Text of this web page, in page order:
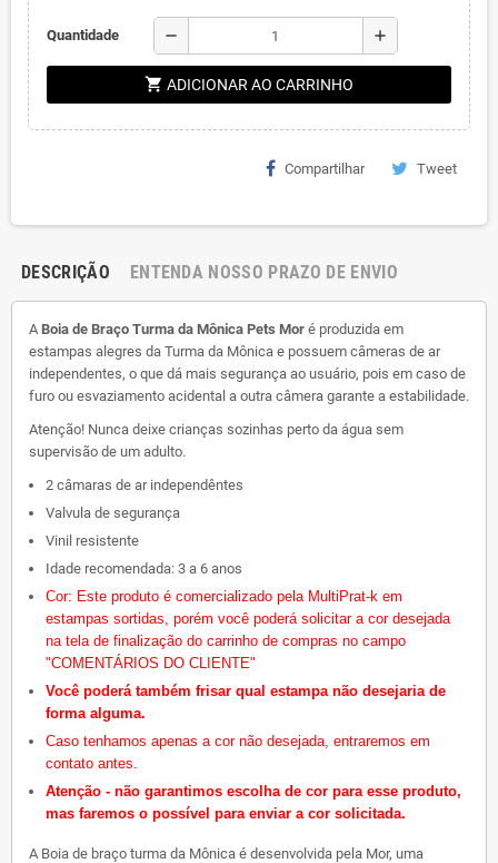
Quantidade remove add
shopping_cart ADICIONAR AO CARRINHO
Compartilhar Tweet
DESCRIÇÃO ENTENDA NOSSO PRAZO DE ENVIO
A Boia de Braço Turma da Mônica Pets Mor é produzida em
estampas alegres da Turma da Mônica e possuem câmeras de ar
independentes, o que dá mais segurança ao usuário, pois em caso de
furo ou esvaziamento acidental a outra câmera garante a estabilidade.
Atenção! Nunca deixe crianças sozinhas perto da água sem
supervisão de um adulto.
2 câmaras de ar independêntes
Valvula de segurança
Vinil resistente
Idade recomendada: 3 a 6 anos
Cor: Este produto é comercializado pela MultiPrat-k em
estampas sortidas, porém você poderá solicitar a cor desejada
na tela de finalização do carrinho de compras no campo
"COMENTÁRIOS DO CLIENTE"
Você poderá também frisar qual estampa não desejaria de
forma alguma.
Caso tenhamos apenas a cor não desejada, entraremos em
contato antes.
Atenção - não garantimos escolha de cor para esse produto,
mas faremos o possível para enviar a cor solicitada.
A Boia de braço turma da Mônica é desenvolvida pela Mor, uma